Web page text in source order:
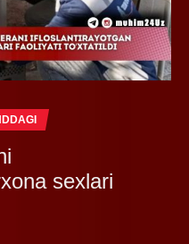
sexlari